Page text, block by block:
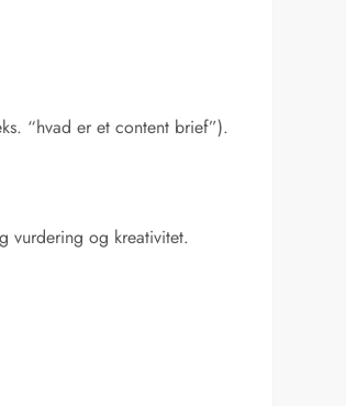
“hvad er et content brief”).
vurdering og kreativitet.